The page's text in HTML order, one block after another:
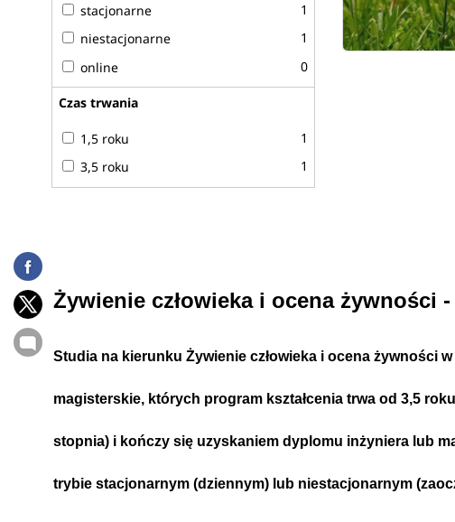
stacjonarne
1
niestacjonarne
1
online
0
Czas trwania
1,5 roku
1
3,5 roku
1
Żywienie człowieka i ocena żywności
Studia na kierunku Żywienie człowieka i ocena żywnościw
magisterskie, których program kształcenia trwaod 3,5
stopnia) i kończy się uzyskaniem dyplomu inżyniera lub
trybie stacjonarnym (dziennym) lub niestacjonarnym